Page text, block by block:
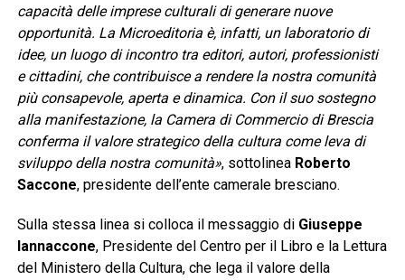
capacità delle imprese culturali di generare nuove
opportunità. La Microeditoria è, infatti, un laboratorio di
idee, un luogo di incontro tra editori, autori, professionisti
e cittadini, che contribuisce a rendere la nostra comunità
più consapevole, aperta e dinamica. Con il suo sostegno
alla manifestazione, la Camera di Commercio di Brescia
conferma il valore strategico della cultura come leva di
sviluppo della nostra comunità», sottolinea Roberto
Saccone, presidente dell’ente camerale bresciano.
Sulla stessa linea si colloca il messaggio di Giuseppe
Iannaccone, Presidente del Centro per il Libro e la Lettura
del Ministero della Cultura, che lega il valore della